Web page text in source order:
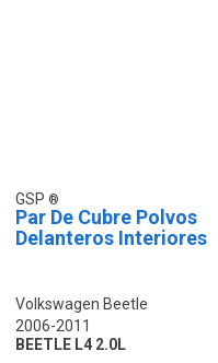
GSP
Par De Cubre Polvos
Delanteros Interiores
Volkswagen Beetle
2006-2011
BEETLE L4 2.0L